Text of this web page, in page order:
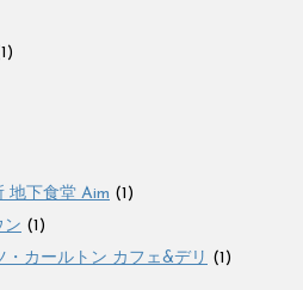
地下食堂 Aim (1)
ン (1)
・カールトン カフェ&デリ (1)